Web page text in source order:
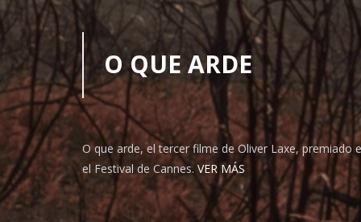
O QUE ARDE
O que arde, el tercer filme de Oliver Laxe, premiado
el Festival de Cannes.VER MÁS